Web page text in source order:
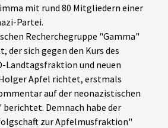
mit rund 80 Mitgliedern einer
Partei.
Recherchegruppe "Gamma"
der sich gegen den Kurs des
Landtagsfraktion und neuen
Apfel richtet, erstmals
auf der neonazistischen
Demnach habe der
zur Apfelmusfraktion"